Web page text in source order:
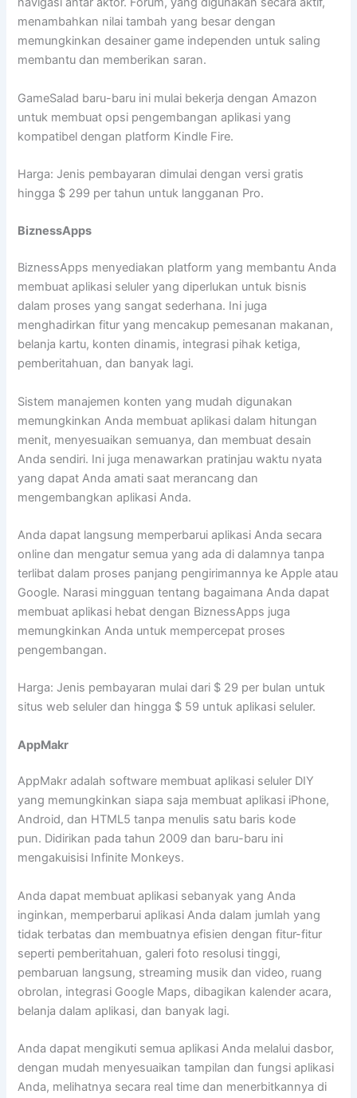
menambahkan nilai tambah yang besar dengan
memungkinkan desainer game independen untuk saling
membantu dan memberikan saran.
GameSalad baru-baru ini mulai bekerja dengan Amazon
untuk membuat opsi pengembangan aplikasi yang
kompatibel dengan platform Kindle Fire.
Harga: Jenis pembayaran dimulai dengan versi gratis
hingga $ 299 per tahun untuk langganan Pro.
BiznessApps
BiznessApps menyediakan platform yang membantu Anda
membuat aplikasi seluler yang diperlukan untuk bisnis
dalam proses yang sangat sederhana. Ini juga
menghadirkan fitur yang mencakup pemesanan makanan,
belanja kartu, konten dinamis, integrasi pihak ketiga,
pemberitahuan, dan banyak lagi.
Sistem manajemen konten yang mudah digunakan
memungkinkan Anda membuat aplikasi dalam hitungan
menit, menyesuaikan semuanya, dan membuat desain
Anda sendiri. Ini juga menawarkan pratinjau waktu nyata
yang dapat Anda amati saat merancang dan
mengembangkan aplikasi Anda.
Anda dapat langsung memperbarui aplikasi Anda secara
online dan mengatur semua yang ada di dalamnya tanpa
terlibat dalam proses panjang pengirimannya ke Apple atau
Google. Narasi mingguan tentang bagaimana Anda dapat
membuat aplikasi hebat dengan BiznessApps juga
memungkinkan Anda untuk mempercepat proses
pengembangan.
Harga: Jenis pembayaran mulai dari $ 29 per bulan untuk
situs web seluler dan hingga $ 59 untuk aplikasi seluler.
AppMakr
AppMakr adalah software membuat aplikasi seluler DIY
yang memungkinkan siapa saja membuat aplikasi iPhone,
Android, dan HTML5 tanpa menulis satu baris kode
pun. Didirikan pada tahun 2009 dan baru-baru ini
mengakuisisi Infinite Monkeys.
Anda dapat membuat aplikasi sebanyak yang Anda
inginkan, memperbarui aplikasi Anda dalam jumlah yang
tidak terbatas dan membuatnya efisien dengan fitur-fitur
seperti pemberitahuan, galeri foto resolusi tinggi,
pembaruan langsung, streaming musik dan video, ruang
obrolan, integrasi Google Maps, dibagikan kalender acara,
belanja dalam aplikasi, dan banyak lagi.
Anda dapat mengikuti semua aplikasi Anda melalui dasbor,
dengan mudah menyesuaikan tampilan dan fungsi aplikasi
Anda, melihatnya secara real time dan menerbitkannya di